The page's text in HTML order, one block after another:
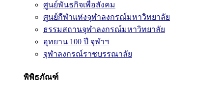
ศูนย์พันธกิจเพื่อสังคม
ศูนย์กีฬาแห่งจุฬาลงกรณ์มหาวิทยาลัย
ธรรมสถานจุฬาลงกรณ์มหาวิทยาลัย
อุทยาน 100 ปี จุฬาฯ
จุฬาลงกรณ์ราชบรรณาลัย
พิพิธภัณฑ์